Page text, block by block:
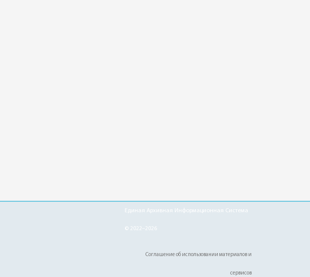
Единая Архивная Информационная Система
© 2022–2026
Соглашение об использовании материалов и
сервисов